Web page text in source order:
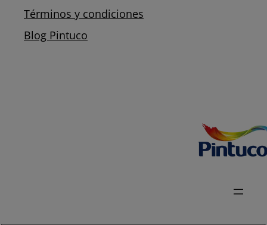
Términos y condiciones
Blog Pintuco